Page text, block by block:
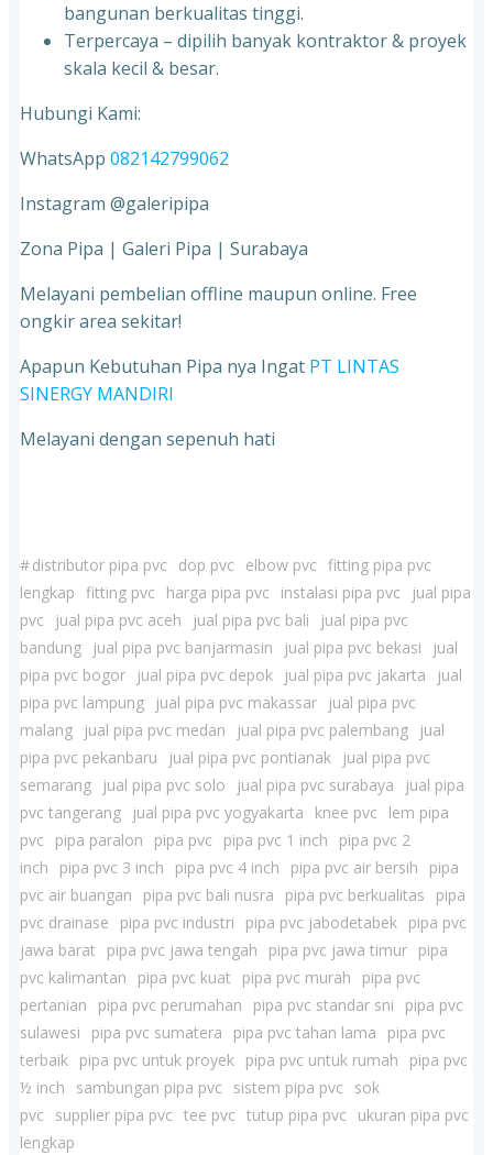
bangunan berkualitas tinggi.
Terpercaya – dipilih banyak kontraktor & proyek
skala kecil & besar.
Hubungi Kami:
WhatsApp 082142799062
Instagram @galeripipa
Zona Pipa | Galeri Pipa | Surabaya
Melayani pembelian offline maupun online. Free
ongkir area sekitar!
Apapun Kebutuhan Pipa nya Ingat PT LINTAS
SINERGY MANDIRI
Melayani dengan sepenuh hati
#distributor pipa pvc dop pvc elbow pvc fitting pipa pvc
lengkap fitting pvc harga pipa pvc instalasi pipa pvc
jual pipa
pvc
jual pipa pvc aceh jual pipa pvc bali
jual pipa pvc
bandung
jual pipa pvc banjarmasin jual pipa pvc bekasi
jual
pipa pvc bogor
jual pipa pvc depok jual pipa pvc jakarta
jual
pipa pvc lampung
jual pipa pvc makassar
jual pipa pvc
malang
jual pipa pvc medan jual pipa pvc palembang
jual
pipa pvc pekanbaru
jual pipa pvc pontianak
jual pipa pvc
semarang
jual pipa pvc solo jual pipa pvc surabaya
jual pipa
pvc tangerang
jual pipa pvc yogyakarta knee pvc
lem pipa
pvc
pipa paralon pipa pvc pipa pvc 1 inch
pipa pvc 2
inch
pipa pvc 3 inch pipa pvc 4 inch pipa pvc air bersih
pipa
pvc air buangan
pipa pvc bali nusra pipa pvc berkualitas
pipa
pvc drainase
pipa pvc industri pipa pvc jabodetabek pipa pvc
jawa barat
pipa pvc jawa tengah pipa pvc jawa timur pipa
pvc kalimantan
pipa pvc kuat pipa pvc murah
pipa pvc
pertanian
pipa pvc perumahan pipa pvc standar sni
pipa pvc
sulawesi
pipa pvc sumatera pipa pvc tahan lama
pipa pvc
terbaik pipa pvc untuk proyek pipa pvc untuk rumah
pipa pvc
½ inch
sambungan pipa pvc sistem pipa pvc
sok
pvc
supplier pipa pvc tee pvc tutup pipa pvc
ukuran pipa pvc
lengkap